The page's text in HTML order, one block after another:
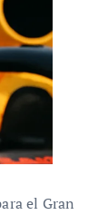
el Gran